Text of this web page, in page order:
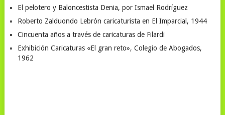
El pelotero y Baloncestista Denia, por Ismael Rodríguez
Roberto Zalduondo Lebrón caricaturista en El Imparcial, 1944
Cincuenta años a través de caricaturas de Filardi
Exhibición Caricaturas «El gran reto», Colegio de Abogados,
1962